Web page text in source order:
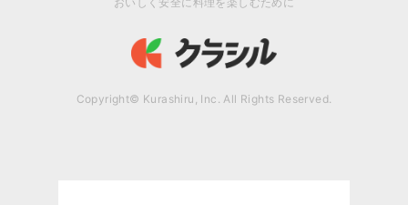
Copyright© Kurashiru, Inc. All Rights Reserved.